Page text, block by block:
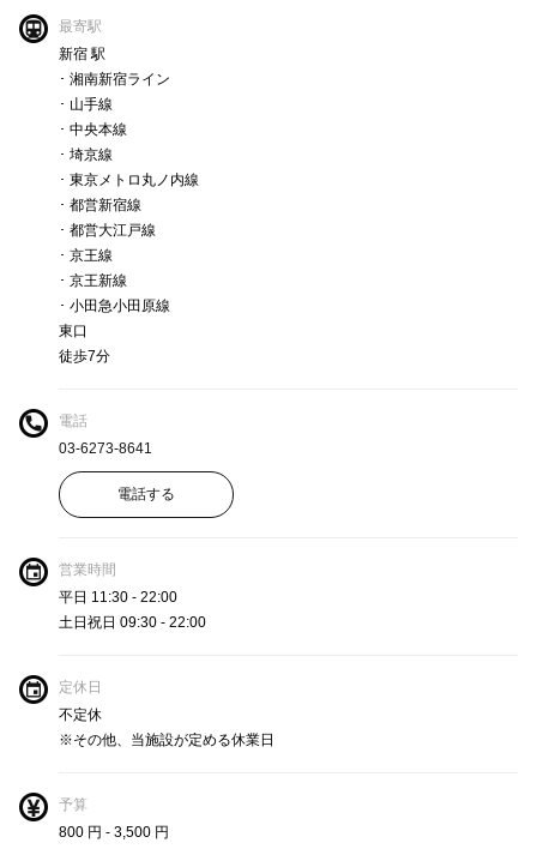
最寄駅
新宿 駅
･ 湘南新宿ライン
･ 山手線
･ 中央本線
･ 埼京線
･ 東京メトロ丸ノ内線
･ 都営新宿線
･ 都営大江戸線
･ 京王線
･ 京王新線
･ 小田急小田原線
東口
徒歩7分
電話
03-6273-8641
電話する
営業時間
平日 11:30 - 22:00
土日祝日 09:30 - 22:00
定休日
不定休
※その他、当施設が定める休業日
予算
800 円 - 3,500 円